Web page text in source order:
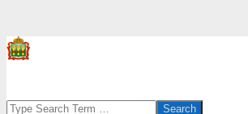
Search